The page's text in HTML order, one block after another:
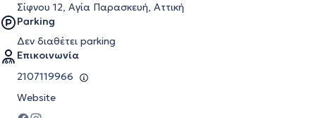
Σίφνου 12, Αγία Παρασκευή, Αττική
Parking
Δεν διαθέτει parking
Επικοινωνία
2107119966
Website